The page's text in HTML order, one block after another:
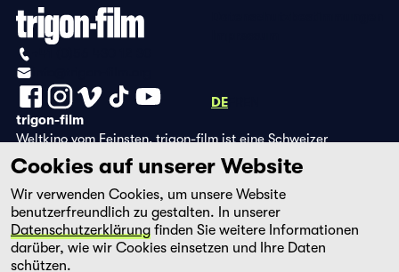
DE
trigon-film
Weltkino vom Feinsten. trigon-film ist eine Schweizer
Filmstiftung, die seit 1988 sorgfältig ausgewählte Filme aus
Lateinamerika, Asien, Afrika und dem östlichen Europa im
Kino herausbringt und eine eigene DVD-Edition sowie die
Streaming-Plattform filmingo betreibt.
Cookies auf unserer Website
Wir verwenden Cookies, um unsere Website
benutzerfreundlich zu gestalten. In unserer
Datenschutzerklärung finden Sie weitere Informationen
darüber, wie wir Cookies einsetzen und Ihre Daten
schützen.